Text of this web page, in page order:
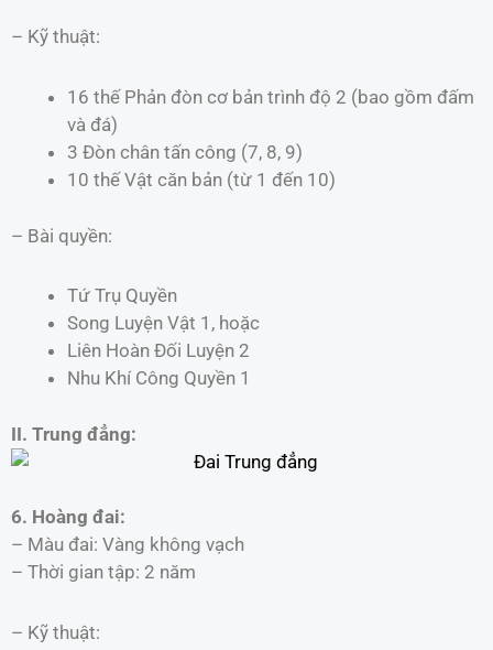
– Kỹ thuật:
16 thế Phản đòn cơ bản trình độ 2 (bao gồm đấm
và đá)
3 Đòn chân tấn công (7, 8, 9)
10 thế Vật căn bản (từ 1 đến 10)
– Bài quyền:
Tứ Trụ Quyền
Song Luyện Vật 1, hoặc
Liên Hoàn Đối Luyện 2
Nhu Khí Công Quyền 1
II. Trung đẳng:
6. Hoàng đai:
– Màu đai: Vàng không vạch
– Thời gian tập: 2 năm
– Kỹ thuật: